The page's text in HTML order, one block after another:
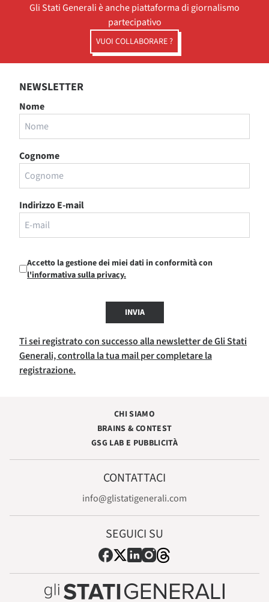
Gli Stati Generali è anche piattaforma di giornalismo
partecipativo
VUOI COLLABORARE ?
NEWSLETTER
Nome
Cognome
Indirizzo E-mail
Accetto la gestione dei miei dati in conformità con
l'informativa sulla privacy.
INVIA
Ti sei registrato con successo alla newsletter de Gli Stati
Generali, controlla la tua mail per completare la
registrazione.
CHI SIAMO
BRAINS & CONTEST
GSG LAB E PUBBLICITÀ
CONTATTACI
info@glistatigenerali.com
SEGUICI SU